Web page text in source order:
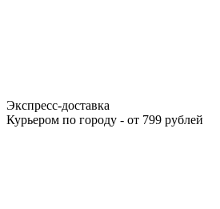
Экспресс-доставка
Курьером по городу - от 799 рублей